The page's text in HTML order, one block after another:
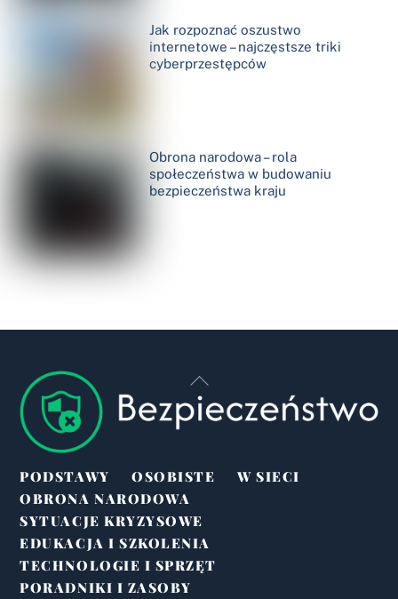
Jak rozpoznać oszustwo
internetowe – najczęstsze triki
cyberprzestępców
Obrona narodowa – rola
społeczeństwa w budowaniu
bezpieczeństwa kraju
Back
To
Top
PODSTAWY OSOBISTE
W SIECI
OBRONA NARODOWA
SYTUACJE KRYZYSOWE
EDUKACJA I SZKOLENIA
TECHNOLOGIE I SPRZĘT
PORADNIKI I ZASOBY